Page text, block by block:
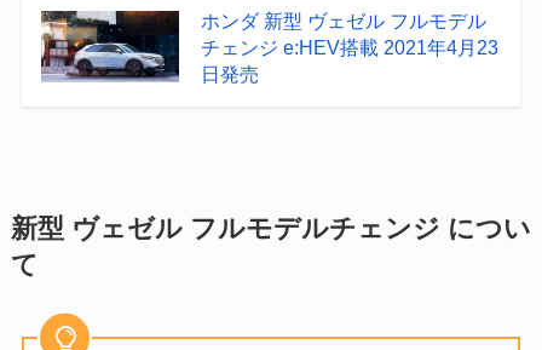
ホンダ 新型 ヴェゼル フルモデル
チェンジ e:HEV搭載 2021年4月23
日発売
新型 ヴェゼル フルモデルチェンジ につい
て